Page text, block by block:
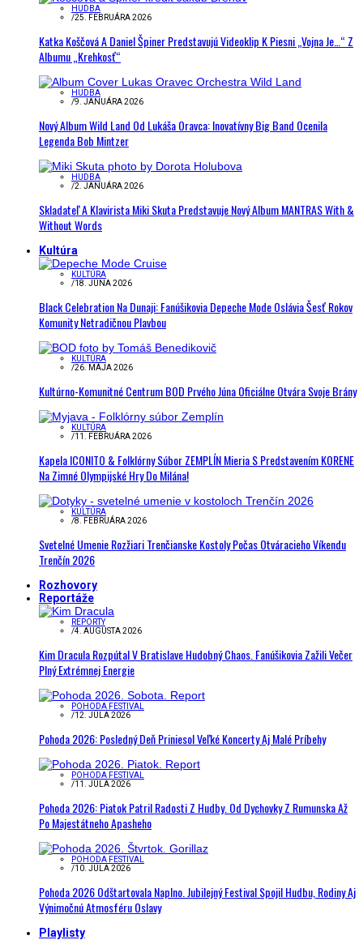
HUDBA
/25. FEBRUÁRA 2026
Katka Koščová A Daniel Špiner Predstavujú Videoklip K Piesni „Vojna Je…“ Z
Albumu „Krehkosť“
HUDBA
/9. JANUÁRA 2026
Nový Album Wild Land Od Lukáša Oravca: Inovatívny Big Band Ocenila
Legenda Bob Mintzer
HUDBA
/2. JANUÁRA 2026
Skladateľ A Klavirista Miki Skuta Predstavuje Nový Album MANTRAS With &
Without Words
Kultúra
KULTÚRA
/18. JÚNA 2026
Black Celebration Na Dunaji: Fanúšikovia Depeche Mode Oslávia Šesť Rokov
Komunity Netradičnou Plavbou
KULTÚRA
/26. MÁJA 2026
Kultúrno-Komunitné Centrum BOD Prvého Júna Oficiálne Otvára Svoje Brány
KULTÚRA
/11. FEBRUÁRA 2026
Kapela ICONITO & Folklórny Súbor ZEMPLÍN Mieria S Predstavením KORENE
Na Zimné Olympijské Hry Do Milána!
KULTÚRA
/8. FEBRUÁRA 2026
Svetelné Umenie Rozžiari Trenčianske Kostoly Počas Otváracieho Víkendu
Trenčín 2026
Rozhovory
Reportáže
REPORTY
/4. AUGUSTA 2026
Kim Dracula Rozpútal V Bratislave Hudobný Chaos. Fanúšikovia Zažili Večer
Plný Extrémnej Energie
POHODA FESTIVAL
/12. JÚLA 2026
Pohoda 2026: Posledný Deň Priniesol Veľké Koncerty Aj Malé Príbehy
POHODA FESTIVAL
/11. JÚLA 2026
Pohoda 2026: Piatok Patril Radosti Z Hudby. Od Dychovky Z Rumunska Až
Po Majestátneho Apasheho
POHODA FESTIVAL
/10. JÚLA 2026
Pohoda 2026 Odštartovala Naplno. Jubilejný Festival Spojil Hudbu, Rodiny Aj
Výnimočnú Atmosféru Oslavy
Playlisty